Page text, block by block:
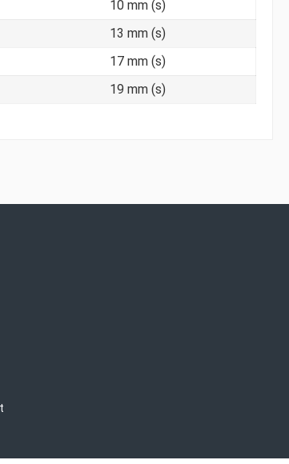
10 mm (s)
13 mm (s)
17 mm (s)
19 mm (s)